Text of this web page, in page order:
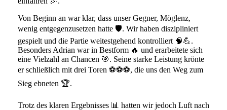
Von Beginn an war klar, dass unser Gegner, Möglenz,
wenig entgegenzusetzen hatte 🛡. Wir haben diszipliniert
gespielt und die Partie weitestgehend kontrolliert 🧠💪.
Besonders Adrian war in Bestform 🔥 und erarbeitete sich
eine Vielzahl an Chancen 🎯. Seine starke Leistung krönte
er schließlich mit drei Toren ⚽⚽⚽, die uns den Weg zum
Sieg ebneten 🏆.
Trotz des klaren Ergebnisses 📊 hatten wir jedoch Luft nach